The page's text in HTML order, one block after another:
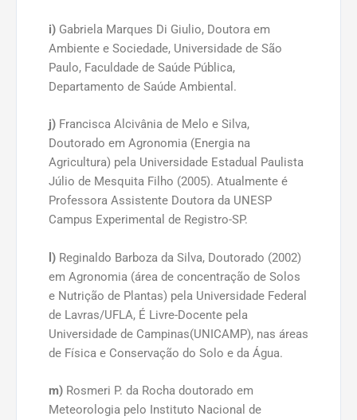
i) Gabriela Marques Di Giulio, Doutora em
Ambiente e Sociedade, Universidade de São
Paulo, Faculdade de Saúde Pública,
Departamento de Saúde Ambiental.
j) Francisca Alcivânia de Melo e Silva,
Doutorado em Agronomia (Energia na
Agricultura) pela Universidade Estadual Paulista
Júlio de Mesquita Filho (2005). Atualmente é
Professora Assistente Doutora da UNESP
Campus Experimental de Registro-SP.
l) Reginaldo Barboza da Silva, Doutorado (2002)
em Agronomia (área de concentração de Solos
e Nutrição de Plantas) pela Universidade Federal
de Lavras/UFLA, É Livre-Docente pela
Universidade de Campinas(UNICAMP), nas áreas
de Física e Conservação do Solo e da Água.
m) Rosmeri P. da Rocha doutorado em
Meteorologia pelo Instituto Nacional de